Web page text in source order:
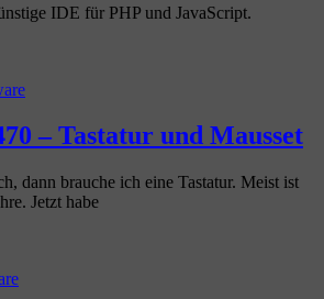
IDE für PHP und JavaScript.
– Tastatur und Mausset
dann brauche ich eine Tastatur. Meist ist
Jetzt habe